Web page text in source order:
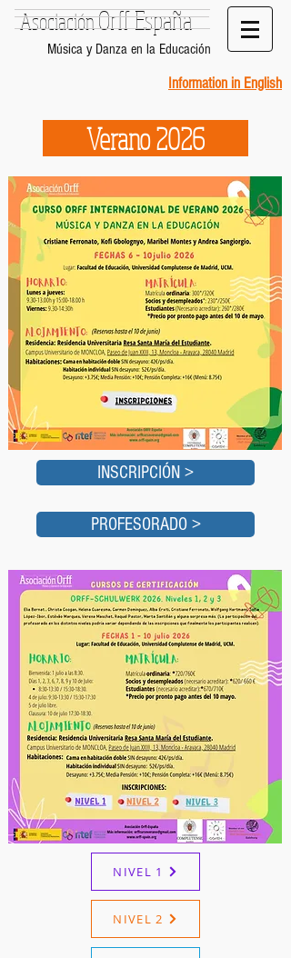
AsociaciónOrff España
Música y Danza en la Educación
Information in English
Verano 2026
INSCRIPCIÓN >
PROFESORADO >
NIVEL 1
NIVEL 2